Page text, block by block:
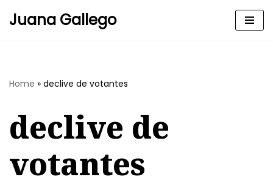
Juana Gallego
Home » declive de votantes
declive de
votantes